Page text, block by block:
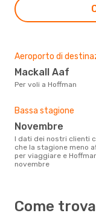
Aeroporto di
Mackall Aaf
Per voli a Hoffman
Bassa stagione
novembre
I dati dei nostri clienti ci dicono
che la stagione meno
per viaggiare e
novembre
Come